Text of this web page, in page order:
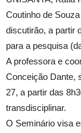
Coutinho de
discutirão, a partir
para a pesquisa
A professora e
Conceição Dante,
27, a partir das
transdisciplinar.
O Seminário visa